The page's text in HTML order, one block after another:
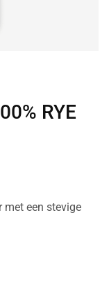
RYE
met een stevige